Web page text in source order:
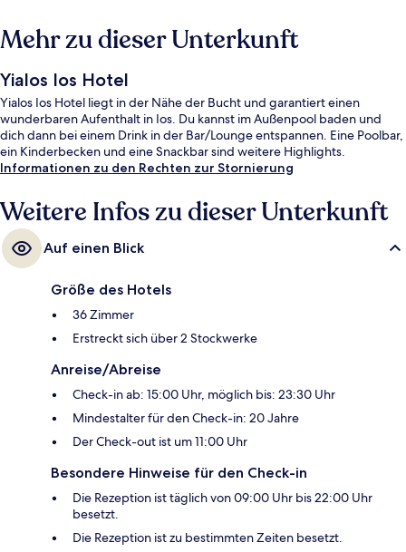
Mehr zu dieser Unterkunft
Yialos Ios Hotel
Yialos Ios Hotel liegt in der Nähe der Bucht und garantiert einen
wunderbaren Aufenthalt in Ios. Du kannst im Außenpool baden und
dich dann bei einem Drink in der Bar/Lounge entspannen. Eine Poolbar,
ein Kinderbecken und eine Snackbar sind weitere Highlights.
Informationen zu den Rechten zur Stornierung
Weitere Infos zu dieser Unterkunft
Auf einen Blick
Größe des Hotels
36 Zimmer
Erstreckt sich über 2 Stockwerke
Anreise/Abreise
Check-in ab: 15:00 Uhr, möglich bis: 23:30 Uhr
Mindestalter für den Check-in: 20 Jahre
Der Check-out ist um 11:00 Uhr
Besondere Hinweise für den Check-in
Die Rezeption ist täglich von 09:00 Uhr bis 22:00 Uhr
besetzt.
Die Rezeption ist zu bestimmten Zeiten besetzt.